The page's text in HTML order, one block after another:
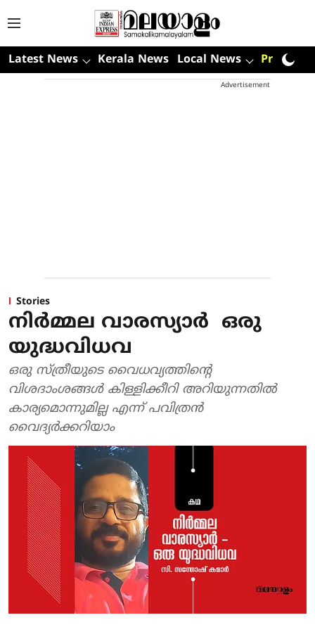
Latest News Kerala News Local News Premium
Advertisement
Stories
നിര്‍മ്മല വാരസ്യാര്‍ ഒരു
യുദ്ധവിധവ
ഒരു സ്ത്രീയുടെ വൈധവ്യത്തിന്റെ
വിശദാംശങ്ങള്‍ കിള്ളിക്കീറി അറിയുന്നതില്‍
കാര്യമൊന്നുമില്ല എന്ന് പവിത്രന്‍
വൈദ്യര്‍ക്കറിയാം